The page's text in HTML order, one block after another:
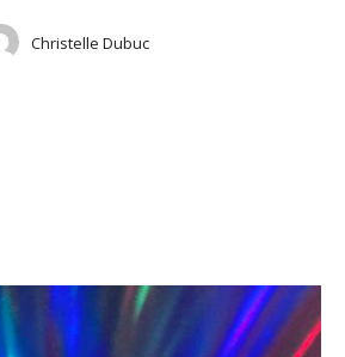
Christelle Dubuc